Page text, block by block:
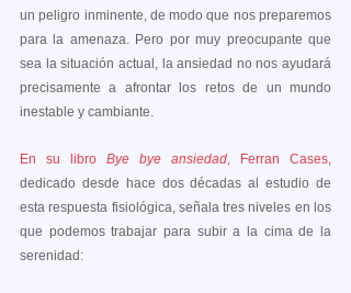
un peligro inminente, de modo que nos preparemos
para la amenaza. Pero por muy preocupante que
sea la situación actual, la ansiedad no nos ayudará
precisamente a afrontar los retos de un mundo
inestable y cambiante.
En su libro Bye bye ansiedad,
Ferran Cases,
dedicado desde hace dos décadas al estudio de
esta respuesta fisiológica, señala tres niveles en los
que podemos trabajar para subir a la cima de la
serenidad: